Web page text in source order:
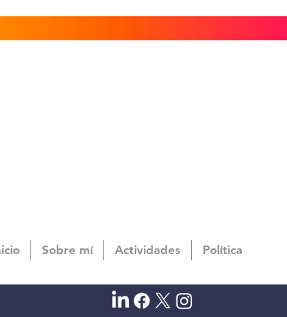
Sobre mí Actividades Política